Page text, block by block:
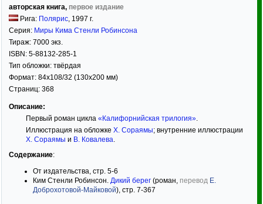
авторская книга, первое издание
Рига: Полярис 1997 г.
Серия: Миры Кима Стенли Робинсона
Тираж: 7000 экз.
ISBN: 5-88132-285-1
Тип обложки: твёрдая
Формат: 84x108/32 (130x200 мм)
Страниц: 368
Описание:
Первый роман цикла «Калифорнийская трилогия».
Иллюстрация на обложке Х. Сораямы; внутренние иллюстрации
Х. Сораямы и В. Ковалева
Содержание:
От издательства, стр. 5-6
Ким Стенли Робинсон. Дикий берег (роман, перевод Е.
Доброхотовой-Майковой), стр. 7-367